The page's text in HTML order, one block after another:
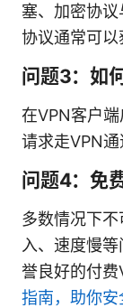
塞、加密协
协议通常可以
问题3：如
在VPN客户
请求走VPN通
问题4：免
多数情况下
入、速度慢
誉良好的付费
指南，助你